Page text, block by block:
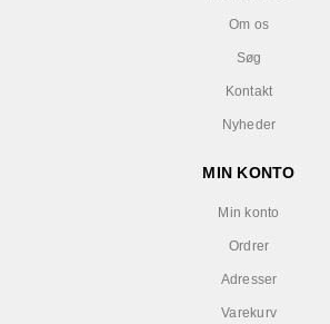
Om os
Søg
Kontakt
Nyheder
MIN KONTO
Min konto
Ordrer
Adresser
Varekurv